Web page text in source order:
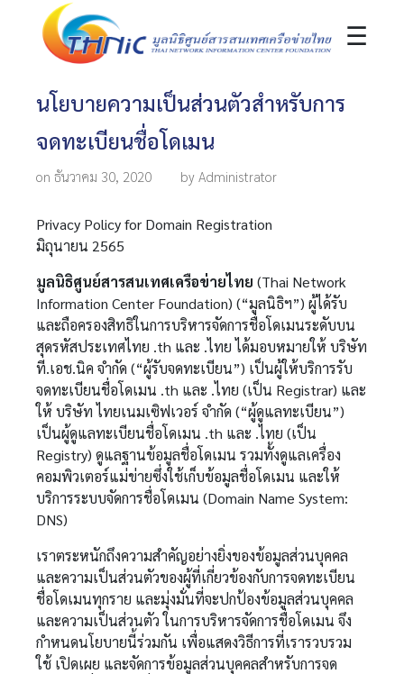
☰
นโยบายความเป็นส่วนตัวสำหรับการ
จดทะเบียนชื่อโดเมน
on ธันวาคม 30, 2020 by Administrator
Privacy Policy for Domain Registration
มิถุนายน 2565
มูลนิธิศูนย์สารสนเทศเครือข่ายไทย (Thai Network
Information Center Foundation) (“มูลนิธิฯ”) ผู้ได้รับ
และถือครองสิทธิในการบริหารจัดการชื่อโดเมนระดับบน
สุดรหัสประเทศไทย .th และ .ไทย ได้มอบหมายให้ บริษัท
ที.เอช.นิค จำกัด (“ผู้รับจดทะเบียน”) เป็นผู้ให้บริการรับ
จดทะเบียนชื่อโดเมน .th และ .ไทย (เป็น Registrar) และ
ให้ บริษัท ไทยเนมเซิฟเวอร์ จำกัด (“ผู้ดูแลทะเบียน”)
เป็นผู้ดูแลทะเบียนชื่อโดเมน .th และ .ไทย (เป็น
Registry) ดูแลฐานข้อมูลชื่อโดเมน รวมทั้งดูแลเครื่อง
คอมพิวเตอร์แม่ข่ายซึ่งใช้เก็บข้อมูลชื่อโดเมน และให้
บริการระบบจัดการชื่อโดเมน (Domain Name System:
DNS)
เราตระหนักถึงความสำคัญอย่างยิ่งของข้อมูลส่วนบุคคล
และความเป็นส่วนตัวของผู้ที่เกี่ยวข้องกับการจดทะเบียน
ชื่อโดเมนทุกราย และมุ่งมั่นที่จะปกป้องข้อมูลส่วนบุคคล
และความเป็นส่วนตัว ในการบริหารจัดการชื่อโดเมน จึง
กำหนดนโยบายนี้ร่วมกัน เพื่อแสดงวิธีการที่เรารวบรวม
ใช้ เปิดเผย และจัดการข้อมูลส่วนบุคคลสำหรับการจด